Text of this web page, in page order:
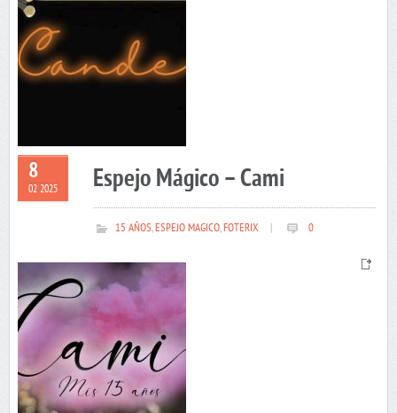
8
02 2025 Espejo Mágico – Cami
15 AÑOS,ESPEJO MAGICO,FOTERIX 0